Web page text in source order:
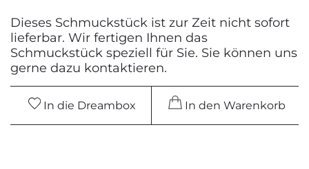
Dieses Schmuckstück ist zur Zeit nicht sofort
lieferbar. Wir fertigen Ihnen das
Schmuckstück speziell für Sie. Sie können uns
gerne dazu kontaktieren.
In die Dreambox In den Warenkorb